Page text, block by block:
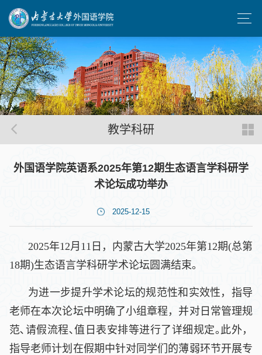
教学科研
外国语学院英语系2025年第12期生态语言学科研学
术论坛成功举办
2025-12-15
2025年12月11日，内蒙古大学2025年第12期(总第
18期)生态语言学科研学术论坛圆满结束｡
为进一步提升学术论坛的规范性和实效性，指导
老师在本次论坛中明确了小组章程，并对日常管理规
范､请假流程､值日表安排等进行了详细规定｡此外，
指导老师计划在假期中针对同学们 的薄弱环节开展专